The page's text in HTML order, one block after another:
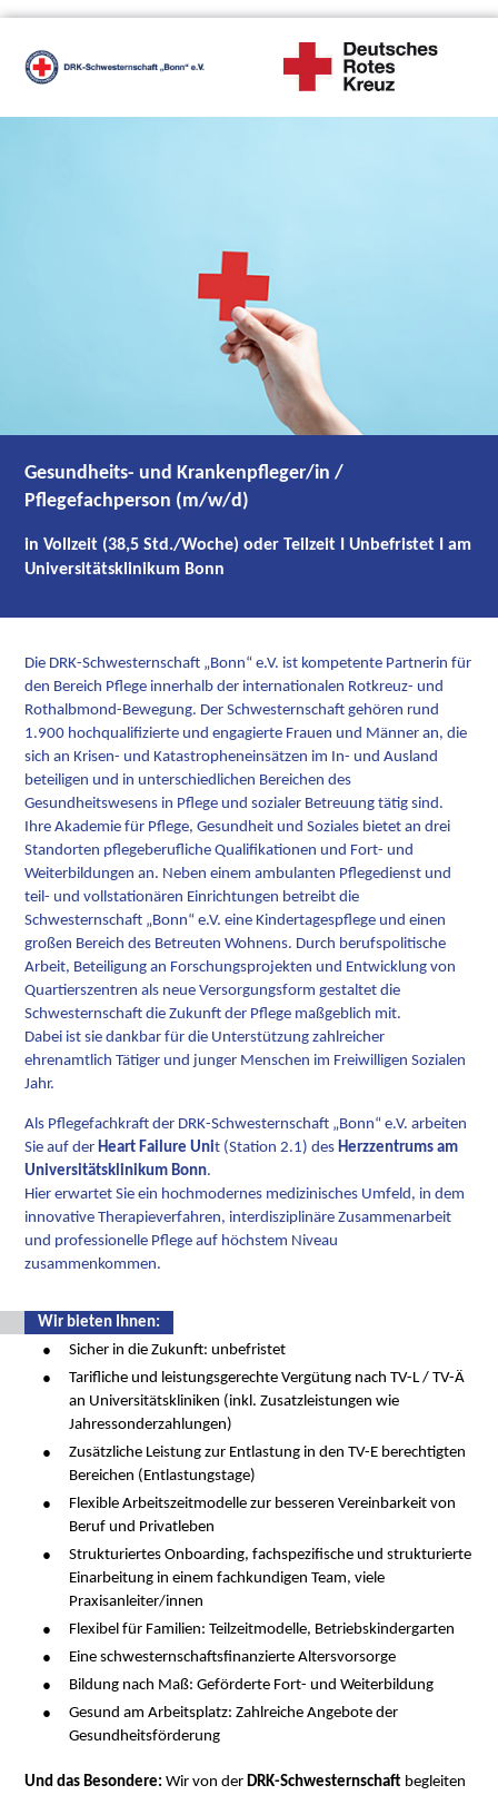
Gesundheits- und Krankenpfleger/in /
Pflegefachperson (m/w/d)
in Vollzeit (38,5 Std./Woche) oder Teilzeit I Unbefristet I am
Universitätsklinikum Bonn
Die DRK-Schwesternschaft „Bonn“ e.V. ist kompetente Partnerin für
den Bereich Pflege innerhalb der internationalen Rotkreuz- und
Rothalbmond-Bewegung. Der Schwesternschaft gehören rund
1.900 hochqualifizierte und engagierte Frauen und Männer an, die
sich an Krisen- und Katastropheneinsätzen im In- und Ausland
beteiligen und in unterschiedlichen Bereichen des
Gesundheitswesens in Pflege und sozialer Betreuung tätig sind.
Ihre Akademie für Pflege, Gesundheit und Soziales bietet an drei
Standorten pflegeberufliche Qualifikationen und Fort- und
Weiterbildungen an. Neben einem ambulanten Pflegedienst und
teil- und vollstationären Einrichtungen betreibt die
Schwesternschaft „Bonn“ e.V. eine Kindertagespflege und einen
großen Bereich des Betreuten Wohnens. Durch berufspolitische
Arbeit, Beteiligung an Forschungsprojekten und Entwicklung von
Quartierszentren als neue Versorgungsform gestaltet die
Schwesternschaft die Zukunft der Pflege maßgeblich mit.
Dabei ist sie dankbar für die Unterstützung zahlreicher
ehrenamtlich Tätiger und junger Menschen im Freiwilligen Sozialen
Jahr.
Als Pflegefachkraft der DRK-Schwesternschaft „Bonn“ e.V. arbeiten
Sie auf der Heart Failure Unit (Station 2.1) des Herzzentrums am
Universitätsklinikum Bonn.
Hier erwartet Sie ein hochmodernes medizinisches Umfeld, in dem
innovative Therapieverfahren, interdisziplinäre Zusammenarbeit
und professionelle Pflege auf höchstem Niveau
zusammenkommen.
Wir bieten Ihnen:
Sicher in die Zukunft: unbefristet
Tarifliche und leistungsgerechte Vergütung nach TV-L / TV-Ä
an Universitätskliniken (inkl. Zusatzleistungen wie
Jahressonderzahlungen)
Zusätzliche Leistung zur Entlastung in den TV-E berechtigten
Bereichen (Entlastungstage)
Flexible Arbeitszeitmodelle zur besseren Vereinbarkeit von
Beruf und Privatleben
Strukturiertes Onboarding, fachspezifische und strukturierte
Einarbeitung in einem fachkundigen Team, viele
Praxisanleiter/innen
Flexibel für Familien: Teilzeitmodelle, Betriebskindergarten
Eine schwesternschaftsfinanzierte Altersvorsorge
Bildung nach Maß: Geförderte Fort- und Weiterbildung
Gesund am Arbeitsplatz: Zahlreiche Angebote der
Gesundheitsförderung
Und das Besondere: Wir von derDRK-Schwesternschaft begleiten